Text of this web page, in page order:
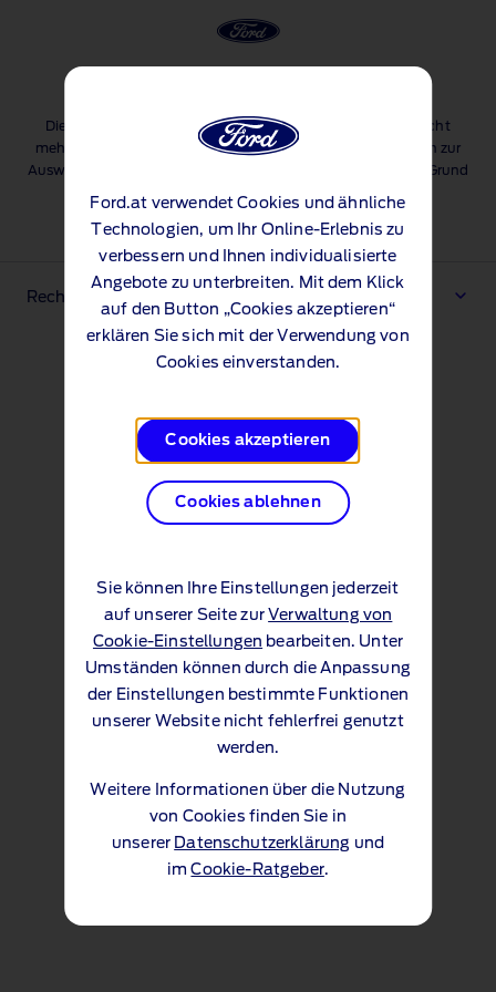
Die Konfiguration, die Sie anzeigen möchten, ist leider nicht
mehr verfügbar. Ihnen stehen viele andere tolle Funktionen zur
Auswahl, aber Sie müssen Ihre Fahrzeugkonfiguration von Grund
Konfiguration beginnen
Rechtliche Hinweise & Fußnoten
Ford.at verwendet Cookies und ähnliche
Technologien, um Ihr Online-Erlebnis zu
verbessern und Ihnen individualisierte
Angebote zu unterbreiten. Mit dem Klick
auf den Button „Cookies akzeptieren“
erklären Sie sich mit der Verwendung von
Cookies einverstanden.
Cookies akzeptieren
Cookies ablehnen
Sie können Ihre Einstellungen jederzeit
auf unserer Seite zur Verwaltung von
Cookie-Einstellungen bearbeiten. Unter
Umständen können durch die Anpassung
der Einstellungen bestimmte Funktionen
unserer Website nicht fehlerfrei genutzt
werden.
Weitere Informationen über die Nutzung
von Cookies finden Sie in
unserer Datenschutzerklärung und
imCookie-Ratgeber.